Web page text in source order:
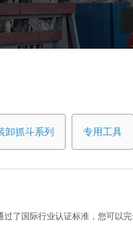
卸抓斗系列 专用工具
过了国际行业认证标准，您可以